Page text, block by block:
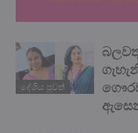
දේශිය පුවත්